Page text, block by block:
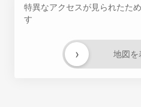
特異なアクセスが見られたた
す
地図を
›